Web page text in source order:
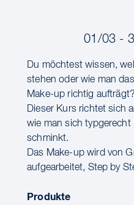
01/03 -
Du möchtest wissen,
stehen oder wie man das
Make-up richtig aufträgt?
Dieser Kurs richtet sich
wie man sich typgerecht
schminkt.
Das Make-up wird von
aufgearbeitet, Step by
Produkte